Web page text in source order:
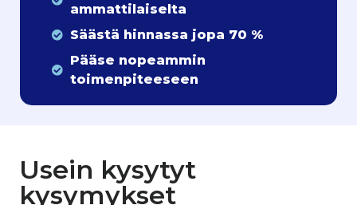
ammattilaiselta
Säästä hinnassa jopa 70 %
Pääse nopeammin
toimenpiteeseen
Usein kysytyt
kysymykset